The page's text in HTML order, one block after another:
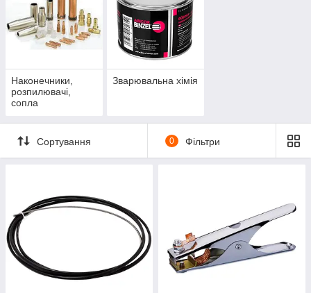
Наконечники,
розпилювачі,
сопла
Зварювальна хімія
Сортування 0 Фільтри